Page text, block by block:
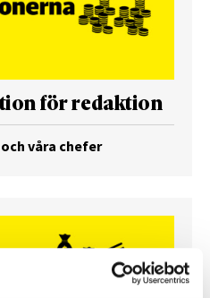
för redaktion
våra chefer